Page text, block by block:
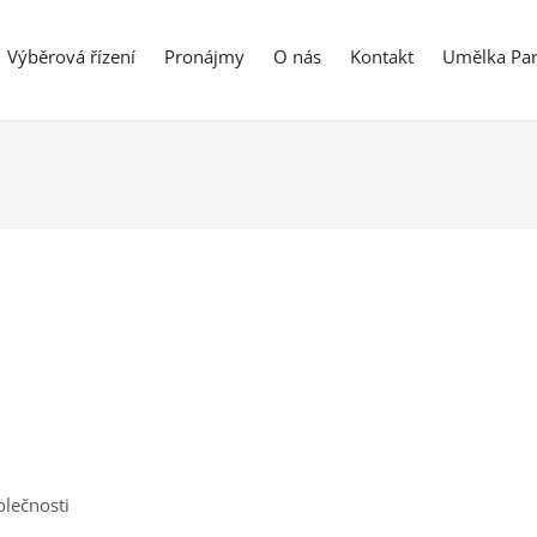
Výběrová řízení Pronájmy O nás Kontakt Umělka